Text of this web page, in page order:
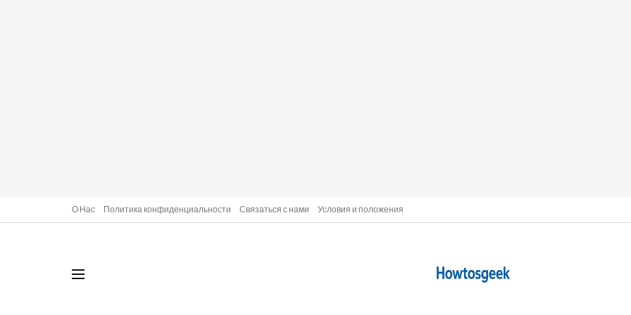
О Нас Политика конфиденциальности Связаться с нами Условия и положения